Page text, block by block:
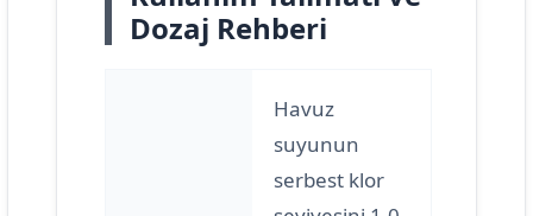
Dozaj Rehberi
Havuz
suyunun
serbest klor